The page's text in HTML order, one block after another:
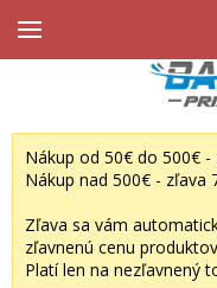
Nákup od 50€ do 500€ -
Nákup nad 500€ - zľava
Zľava sa vám
zľavnenú cenu
Platí len na nezľavnený